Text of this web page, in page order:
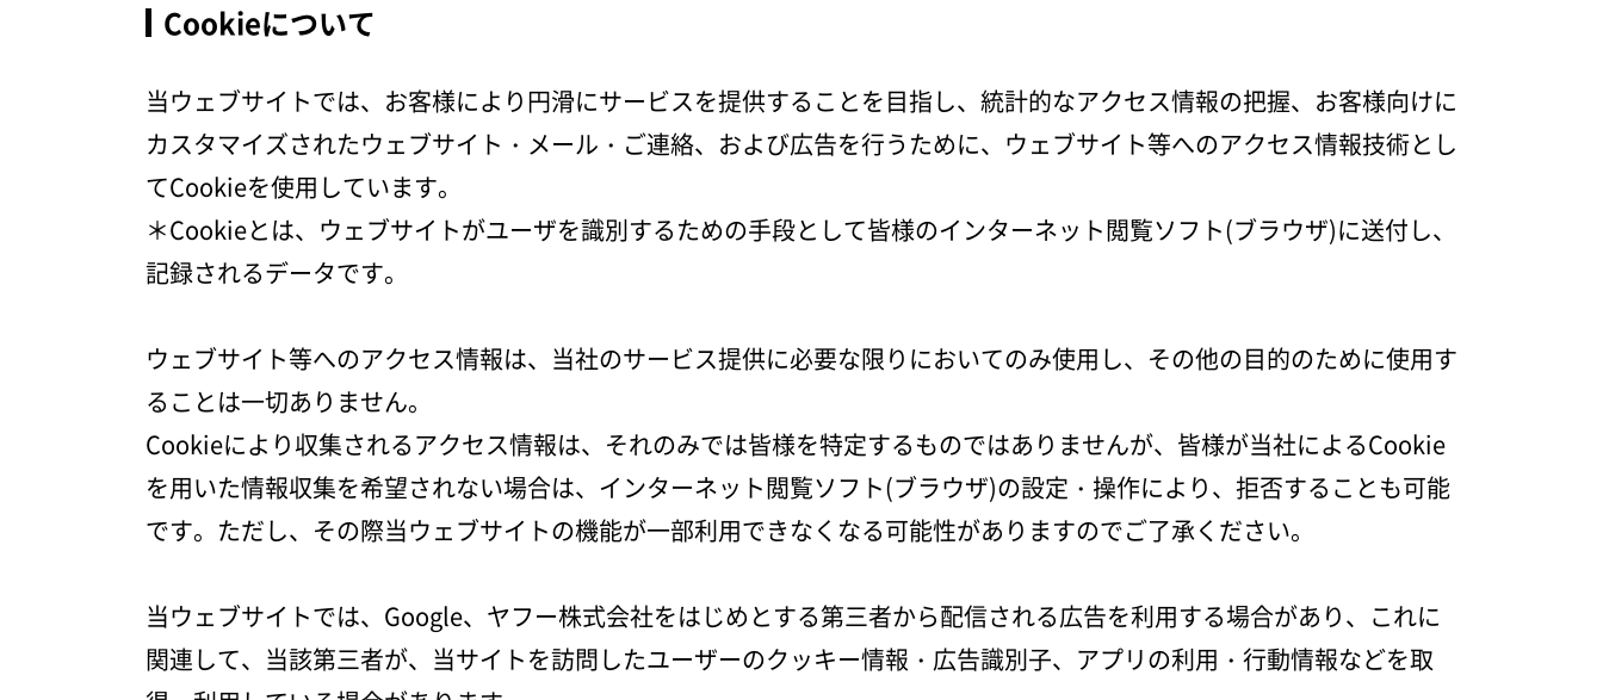
HOME
商品一覧
Hi-Fiオーディオ試聴
ホームシアター体験
設置・調整
ご依頼までの流れ
会社案内
マイアカウント
ご利用ガイド
会員規約
プライバシーポリシー
サイトポリシー
Tel.0568-37-4757
Cookieについて
当ウェブサイトでは、お客様により円滑にサービスを提供することを目指し、統計的なアクセス情報の把握、お客様向けに
カスタマイズされたウェブサイト・メール・ご連絡、および広告を行うために、ウェブサイト等へのアクセス情報技術とし
てCookieを使用しています。
＊Cookieとは、ウェブサイトがユーザを識別するための手段として皆様のインターネット閲覧ソフト(ブラウザ)に送付し、
記録されるデータです。
ウェブサイト等へのアクセス情報は、当社のサービス提供に必要な限りにおいてのみ使用し、その他の目的のために使用す
ることは一切ありません。
Cookieにより収集されるアクセス情報は、それのみでは皆様を特定するものではありませんが、皆様が当社によるCookie
を用いた情報収集を希望されない場合は、インターネット閲覧ソフト(ブラウザ)の設定・操作により、拒否することも可能
です。ただし、その際当ウェブサイトの機能が一部利用できなくなる可能性がありますのでご了承ください。
当ウェブサイトでは、Google、ヤフー株式会社をはじめとする第三者から配信される広告を利用する場合があり、これに
関連して、当該第三者が、当サイトを訪問したユーザーのクッキー情報・広告識別子、アプリの利用・行動情報などを取